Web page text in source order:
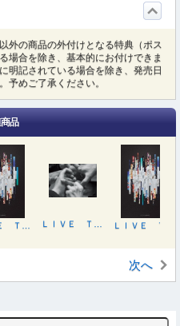
外の商品の外付けとなる特典（ポス
場合を除き、基本的にお付けできま
明記されている場合を除き、発売日
予めご了承ください。
品
次へ